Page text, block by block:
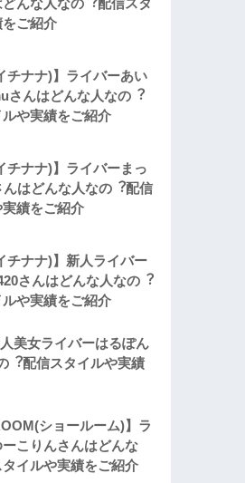
どんな人なの︖配信スタ
ご紹介
チナナ)】ライバーあい
さんはどんな人なの︖
や実績をご紹介
チナナ)】ライバーまっ
はどんな人なの︖配信
績をご紹介
チナナ)】新人ライバー
さんはどんな人なの︖
や実績をご紹介
美女ライバーはるぽん
︖配信スタイルや実績
ショールーム)】ラ
こりんさんはどんな
タイルや実績をご紹介